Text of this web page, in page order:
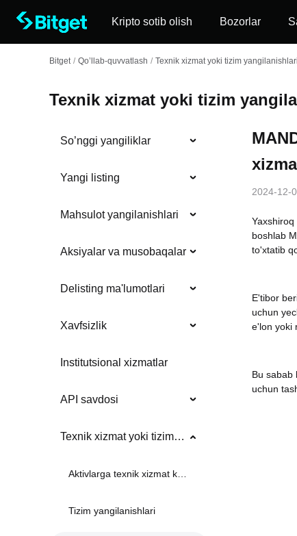
Kripto sotib olish Bozorlar
Bitget / Qo’llab-quvvatlash / Texnik xizmat yoki tizim yangilanishlari
Texnik xizmat yoki tizim
So’nggi yangiliklar
Yangi listing
Mahsulot yangilanishlari
Aksiyalar va musobaqalar
Delisting ma'lumotlari
Xavfsizlik
Institutsional xizmatlar
API savdosi
Texnik xizmat yoki tizim yangilanishlari
Aktivlarga texnik xizmat ko'rsatish
Tizim yangilanishlari
2024-12-
boshlab
to'xtatib
E'tibor
uchun
e'lon yoki
Bu sabab
uchun